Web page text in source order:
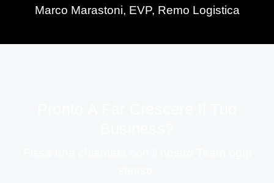
Marco Marastoni, EVP, Remo Logistica